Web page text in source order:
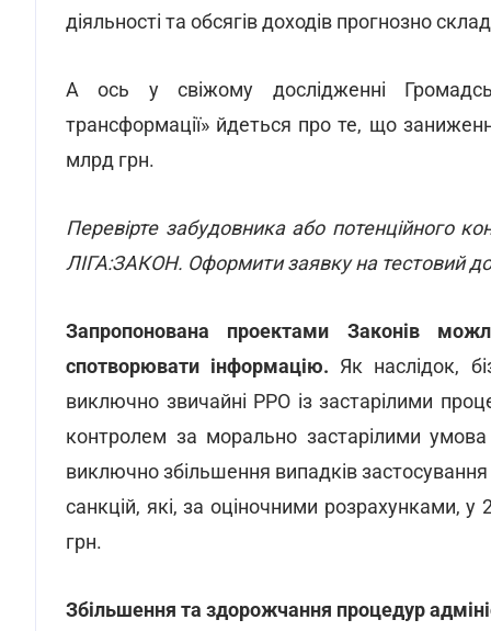
діяльності та обсягів доходів прогнозно
А ось у свіжому дослідженні
трансформації» йдеться про те, що
млрд грн.
Перевірте забудовника або потенційного
ЛІГА:ЗАКОН. Оформити заявку на тестовий
Запропонована проектами Законів
спотворювати інформацію. Як наслідок,
виключно звичайні РРО із застарілими
контролем за морально застарілими
виключно збільшення випадків
санкцій, які, за оціночними розрахунками,
грн.
Збільшення та здорожчання процедур